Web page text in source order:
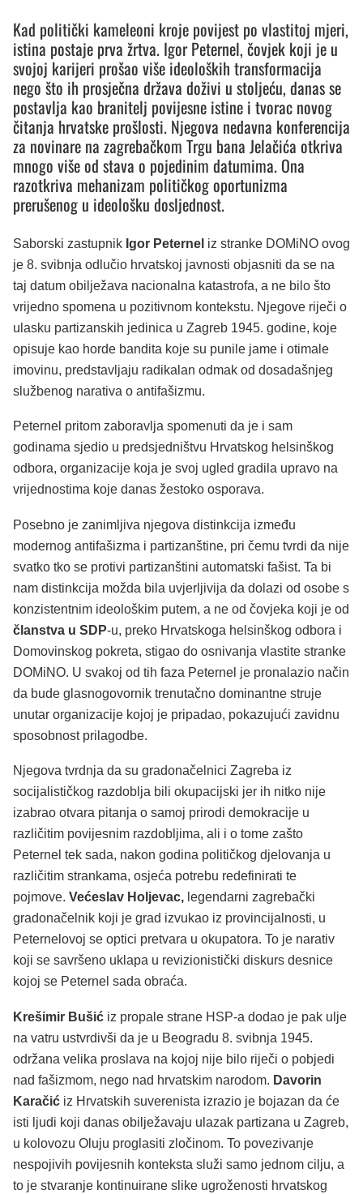
Kad politički kameleoni kroje povijest po vlastitoj mjeri,
istina postaje prva žrtva. Igor Peternel, čovjek koji je u
svojoj karijeri prošao više ideoloških transformacija
nego što ih prosječna država doživi u stoljeću, danas se
postavlja kao branitelj povijesne istine i tvorac novog
čitanja hrvatske prošlosti. Njegova nedavna konferencija
za novinare na zagrebačkom Trgu bana Jelačića otkriva
mnogo više od stava o pojedinim datumima. Ona
razotkriva mehanizam političkog oportunizma
prerušenog u ideološku dosljednost.
Saborski zastupnik Igor Peternel iz stranke DOMiNO ovog
je 8. svibnja odlučio hrvatskoj javnosti objasniti da se na
taj datum obilježava nacionalna katastrofa, a ne bilo što
vrijedno spomena u pozitivnom kontekstu. Njegove riječi o
ulasku partizanskih jedinica u Zagreb 1945. godine, koje
opisuje kao horde bandita koje su punile jame i otimale
imovinu, predstavljaju radikalan odmak od dosadašnjeg
službenog narativa o antifašizmu.
Peternel pritom zaboravlja spomenuti da je i sam
godinama sjedio u predsjedništvu Hrvatskog helsinškog
odbora, organizacije koja je svoj ugled gradila upravo na
vrijednostima koje danas žestoko osporava.
Posebno je zanimljiva njegova distinkcija između
modernog antifašizma i partizanštine, pri čemu tvrdi da nije
svatko tko se protivi partizanštini automatski fašist. Ta bi
nam distinkcija možda bila uvjerljivija da dolazi od osobe s
konzistentnim ideološkim putem, a ne od čovjeka koji je od
članstva u SDP-u, preko Hrvatskoga helsinškog odbora i
Domovinskog pokreta, stigao do osnivanja vlastite stranke
DOMiNO. U svakoj od tih faza Peternel je pronalazio način
da bude glasnogovornik trenutačno dominantne struje
unutar organizacije kojoj je pripadao, pokazujući zavidnu
sposobnost prilagodbe.
Njegova tvrdnja da su gradonačelnici Zagreba iz
socijalističkog razdoblja bili okupacijski jer ih nitko nije
izabrao otvara pitanja o samoj prirodi demokracije u
različitim povijesnim razdobljima, ali i o tome zašto
Peternel tek sada, nakon godina političkog djelovanja u
različitim strankama, osjeća potrebu redefinirati te
pojmove. Većeslav Holjevac, legendarni zagrebački
gradonačelnik koji je grad izvukao iz provincijalnosti, u
Peternelovoj se optici pretvara u okupatora. To je narativ
koji se savršeno uklapa u revizionistički diskurs desnice
kojoj se Peternel sada obraća.
Krešimir Bušić iz propale strane HSP-a dodao je pak ulje
na vatru ustvrdivši da je u Beogradu 8. svibnja 1945.
održana velika proslava na kojoj nije bilo riječi o pobjedi
nad fašizmom, nego nad hrvatskim narodom. Davorin
Karačić iz Hrvatskih suverenista izrazio je bojazan da će
isti ljudi koji danas obilježavaju ulazak partizana u Zagreb,
u kolovozu Oluju proglasiti zločinom. To povezivanje
nespojivih povijesnih konteksta služi samo jednom cilju, a
to je stvaranje kontinuirane slike ugroženosti hrvatskog